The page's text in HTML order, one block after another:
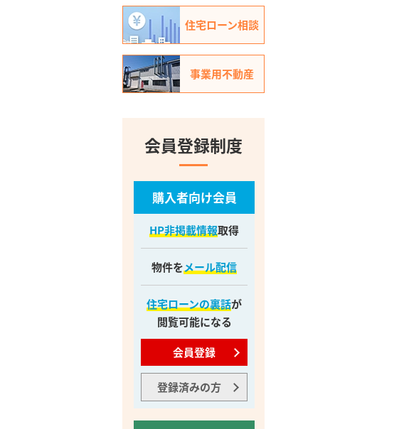
住宅ローン相談
事業用不動産
会員登録制度
購入者向け会員
HP非掲載情報取得
物件をメール配信
住宅ローンの裏話が
閲覧可能になる
会員登録
登録済みの方